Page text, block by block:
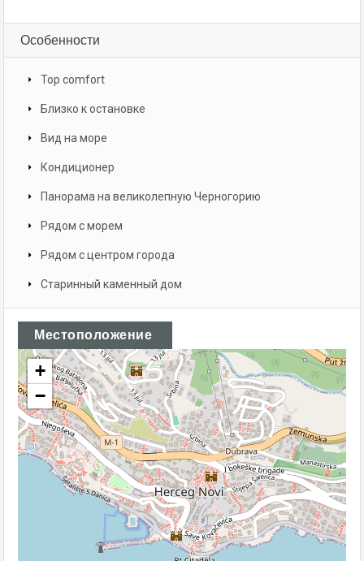
Особенности
Top comfort
Близко к остановке
Вид на море
Кондиционер
Панорама на великолепную Черногорию
Рядом с морем
Рядом с центром города
Старинный каменный дом
Местоположение
+
−